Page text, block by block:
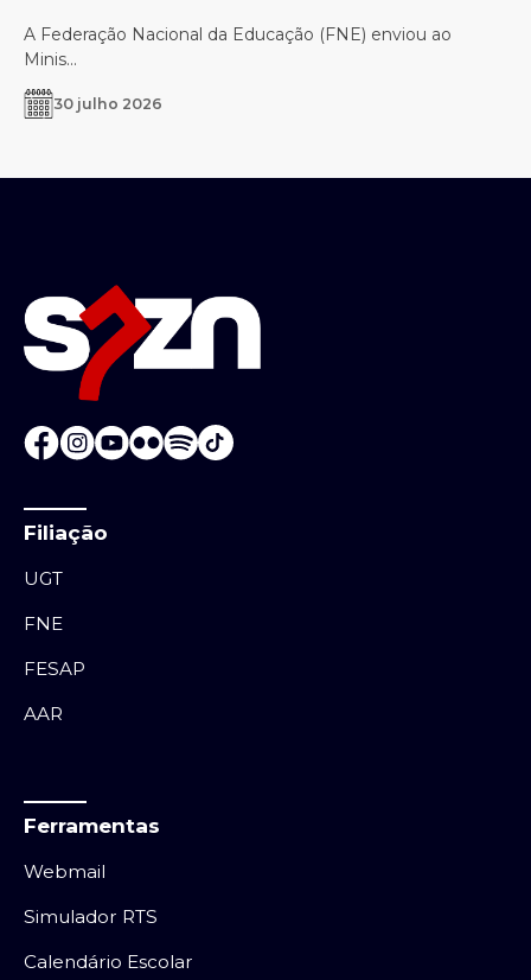
A Federação Nacional da Educação (FNE) enviou ao
Minis...
30 julho 2026
Filiação
UGT
FNE
FESAP
AAR
Ferramentas
Webmail
Simulador RTS
Calendário Escolar